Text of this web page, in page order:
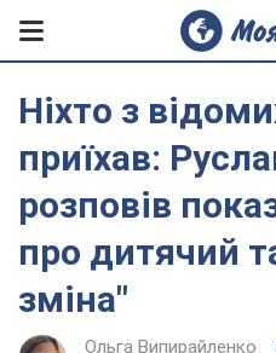
Ніхто з
приїхав:
розповів
про дитячий
зміна"
Ольга Випирайленко